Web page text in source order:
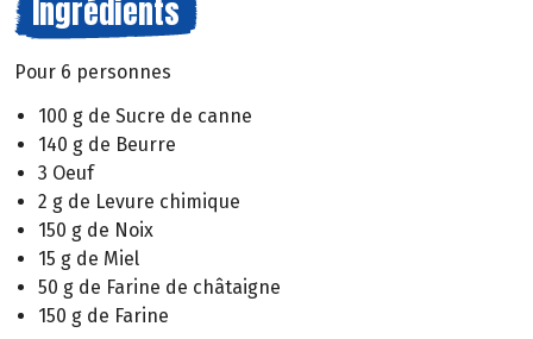
Ingrédients
Pour 6 personnes
100 g de Sucre de canne
140 g de Beurre
3 Oeuf
2 g de Levure chimique
150 g de Noix
15 g de Miel
50 g de Farine de châtaigne
150 g de Farine